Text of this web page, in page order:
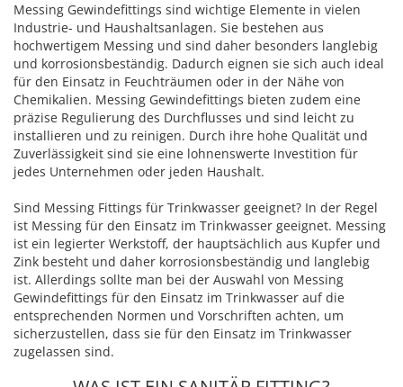
Messing Gewindefittings sind wichtige Elemente in vielen
Industrie- und Haushaltsanlagen. Sie bestehen aus
hochwertigem Messing und sind daher besonders langlebig
und korrosionsbeständig. Dadurch eignen sie sich auch ideal
für den Einsatz in Feuchträumen oder in der Nähe von
Chemikalien. Messing Gewindefittings bieten zudem eine
präzise Regulierung des Durchflusses und sind leicht zu
installieren und zu reinigen. Durch ihre hohe Qualität und
Zuverlässigkeit sind sie eine lohnenswerte Investition für
jedes Unternehmen oder jeden Haushalt.
Sind Messing Fittings für Trinkwasser geeignet? In der Regel
ist Messing für den Einsatz im Trinkwasser geeignet. Messing
ist ein legierter Werkstoff, der hauptsächlich aus Kupfer und
Zink besteht und daher korrosionsbeständig und langlebig
ist. Allerdings sollte man bei der Auswahl von Messing
Gewindefittings für den Einsatz im Trinkwasser auf die
entsprechenden Normen und Vorschriften achten, um
sicherzustellen, dass sie für den Einsatz im Trinkwasser
zugelassen sind.